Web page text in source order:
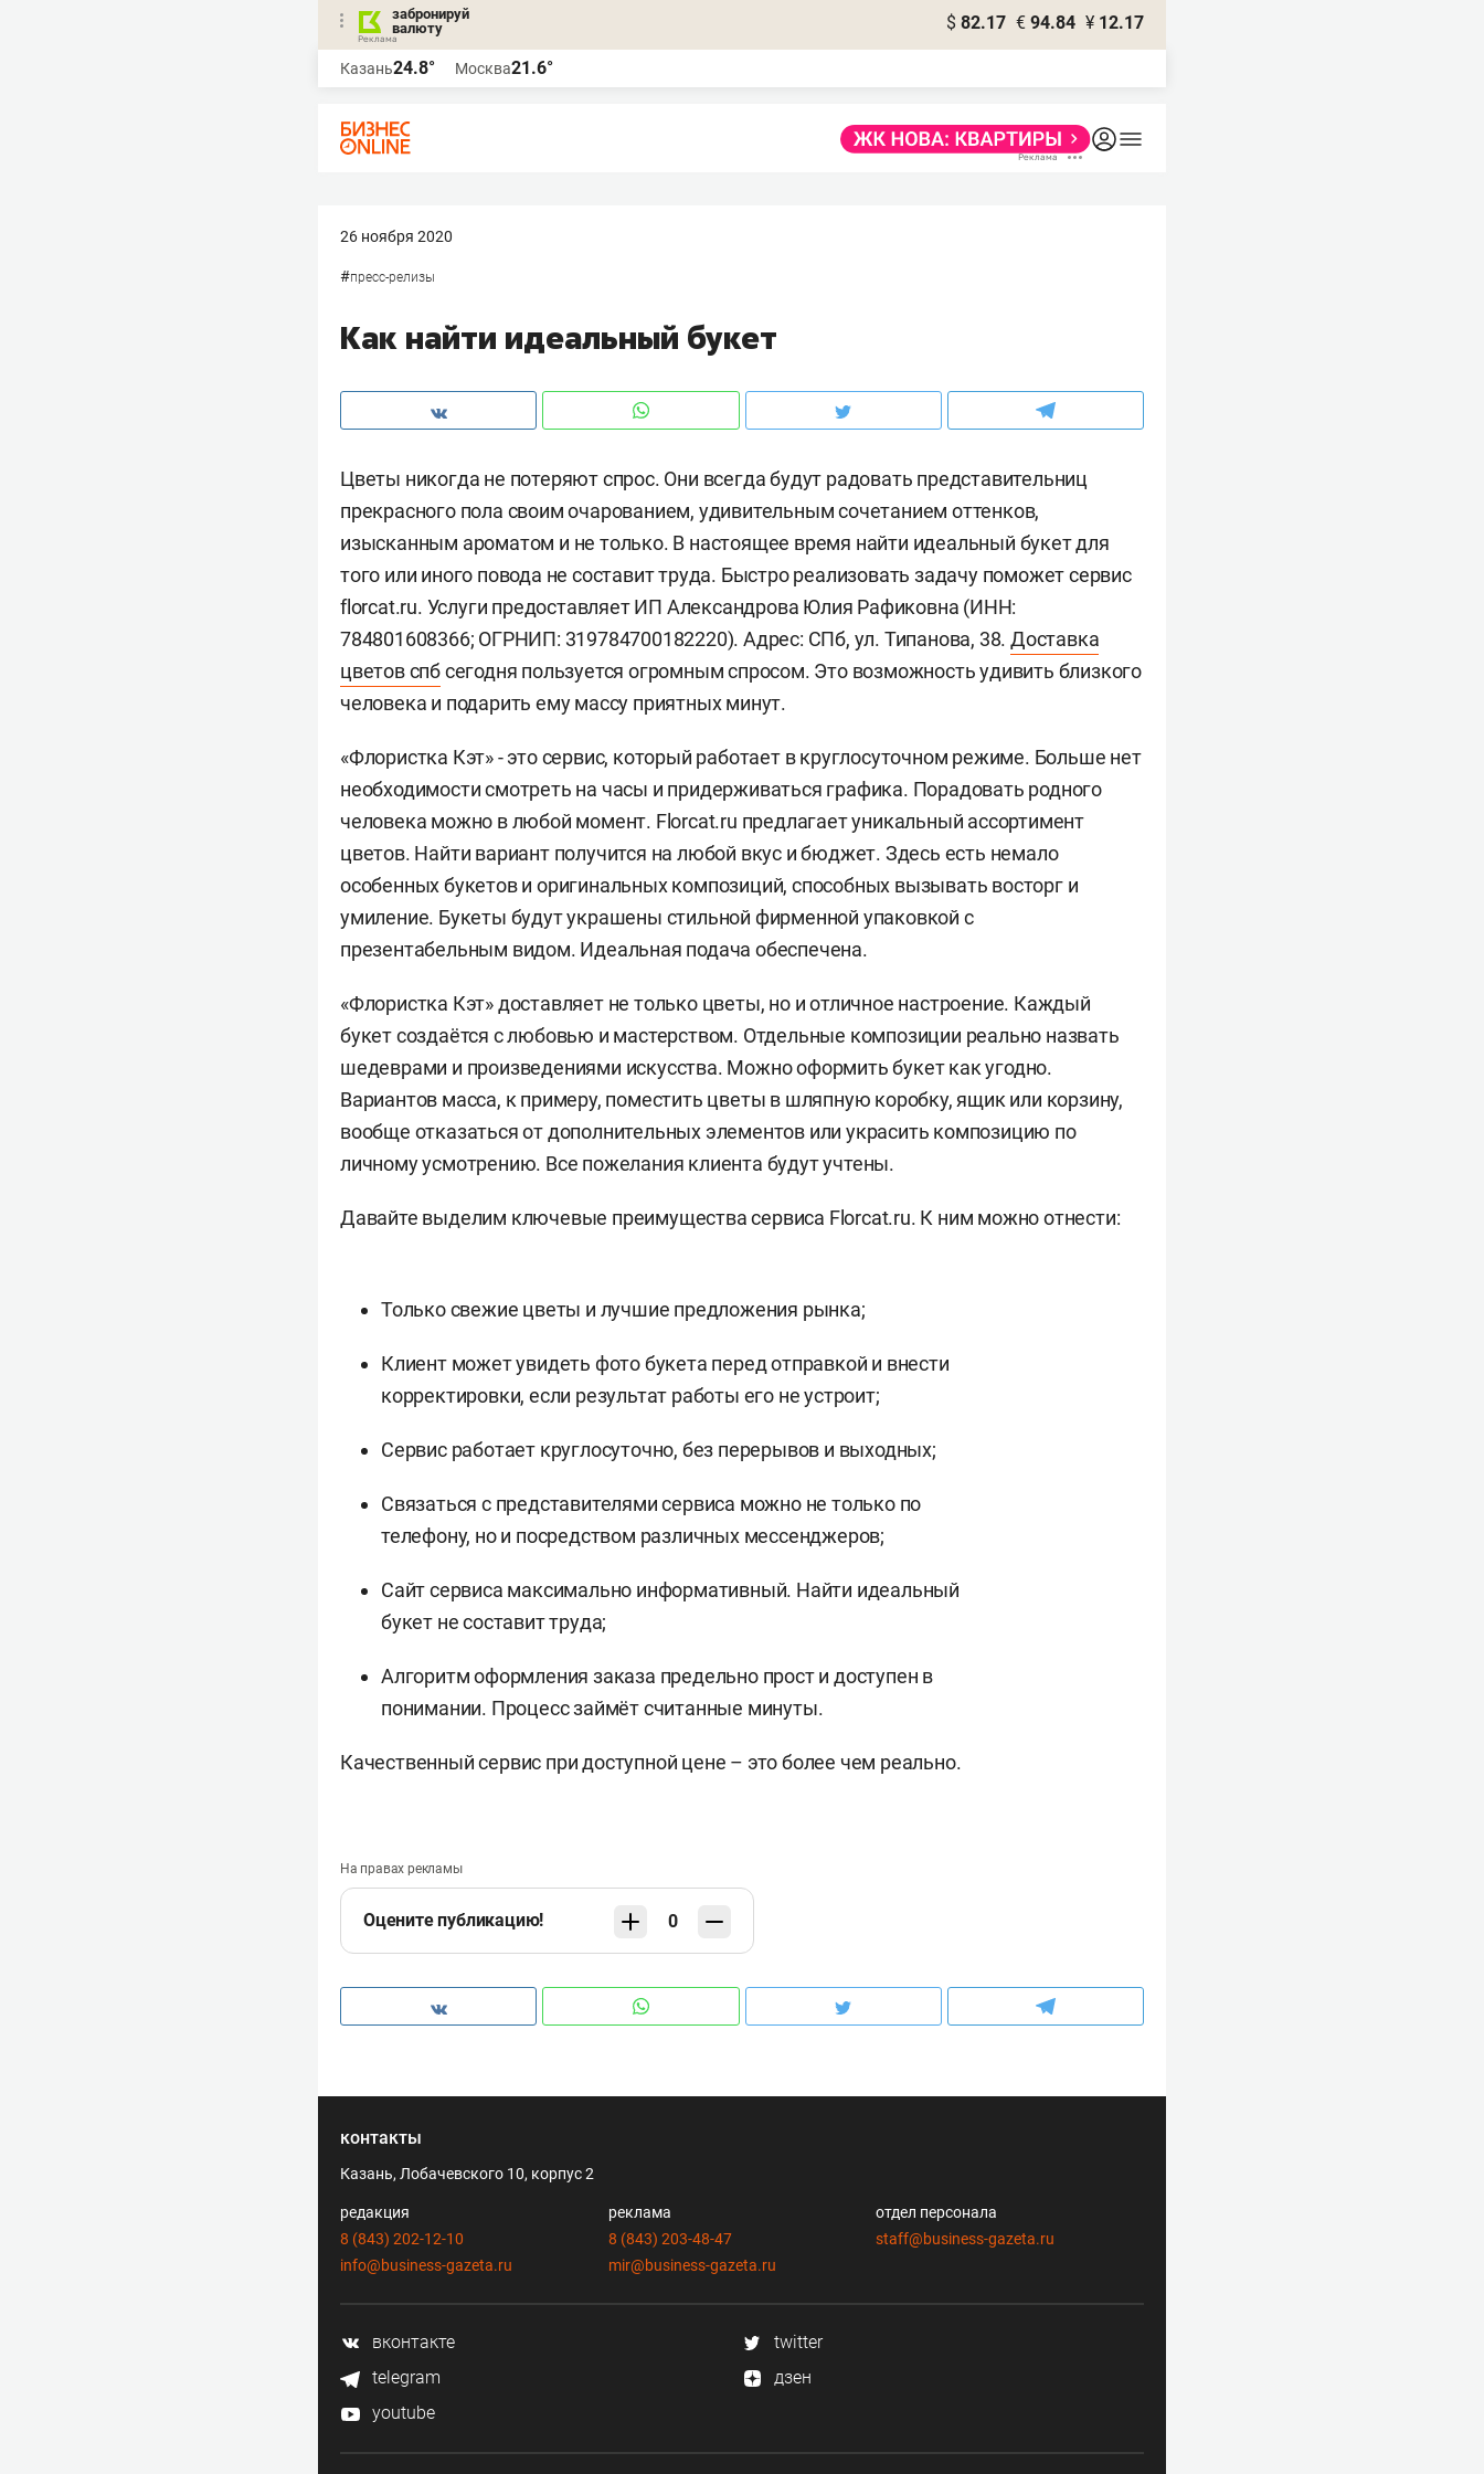
забронируй
валюту
$ 82.17 € 94.84 ¥ 12.17
Казань24.8° Москва21.6°
26 ноября 2020
#пресс-релизы
Как найти идеальный букет
Цветы никогда не потеряют спрос. Они всегда будут радовать представительниц
прекрасного пола своим очарованием, удивительным сочетанием оттенков,
изысканным ароматом и не только. В настоящее время найти идеальный букет для
того или иного повода не составит труда. Быстро реализовать задачу поможет сервис
florcat.ru. Услуги предоставляет ИП Александрова Юлия Рафиковна (ИНН:
784801608366; ОГРНИП: 319784700182220). Адрес: СПб, ул. Типанова, 38. Доставка
цветов спбсегодня пользуется огромным спросом. Это возможность удивить близкого
человека и подарить ему массу приятных минут.
«Флористка Кэт» - это сервис, который работает в круглосуточном режиме. Больше нет
необходимости смотреть на часы и придерживаться графика. Порадовать родного
человека можно в любой момент. Florcat.ru предлагает уникальный ассортимент
цветов. Найти вариант получится на любой вкус и бюджет. Здесь есть немало
особенных букетов и оригинальных композиций, способных вызывать восторг и
умиление. Букеты будут украшены стильной фирменной упаковкой с
презентабельным видом. Идеальная подача обеспечена.
«Флористка Кэт» доставляет не только цветы, но и отличное настроение. Каждый
букет создаётся с любовью и мастерством. Отдельные композиции реально назвать
шедеврами и произведениями искусства. Можно оформить букет как угодно.
Вариантов масса, к примеру, поместить цветы в шляпную коробку, ящик или корзину,
вообще отказаться от дополнительных элементов или украсить композицию по
личному усмотрению. Все пожелания клиента будут учтены.
Давайте выделим ключевые преимущества сервиса Florcat.ru. К ним можно отнести:
Только свежие цветы и лучшие предложения рынка;
Клиент может увидеть фото букета перед отправкой и внести
корректировки, если результат работы его не устроит;
Сервис работает круглосуточно, без перерывов и выходных;
Связаться с представителями сервиса можно не только по
телефону, но и посредством различных мессенджеров;
Сайт сервиса максимально информативный. Найти идеальный
букет не составит труда;
Алгоритм оформления заказа предельно прост и доступен в
понимании. Процесс займёт считанные минуты.
Качественный сервис при доступной цене – это более чем реально.
На правах рекламы
Оцените публикацию! 0
контакты
Казань, Лобачевского 10, корпус 2
редакция
8 (843) 202-12-10
info@business-gazeta.ru
реклама
8 (843) 203-48-47
mir@business-gazeta.ru
отдел персонала
staff@business-gazeta.ru
вконтакте
twitter
telegram
дзен
youtube